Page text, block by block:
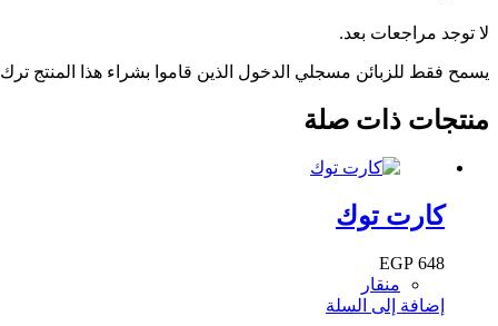
لا توجد مراجعات بعد.
يسمح فقط للزبائن مسجلي الدخول الذين قاموا بشراء هذا المنتج
منتجات ذات صلة
كارت توك
EGP 648
منقار
إضافة إلى السلة